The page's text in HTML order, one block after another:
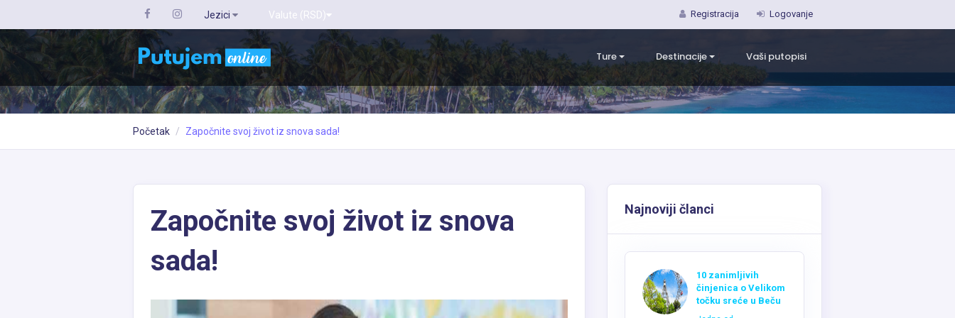
Jezici Valute (RSD) Registracija Logovanje
Ture Destinacije Vaši putopisi
Početak Započnite svoj život iz snova sada!
Započnite svoj život iz snova
sada!
Najnoviji članci
10 zanimljivih
činjenica o Velikom
točku sreće u Beču